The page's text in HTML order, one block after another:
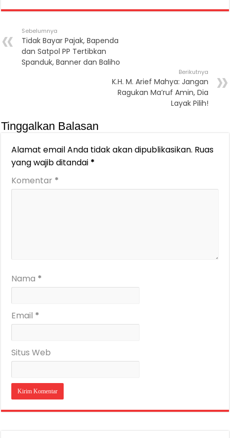
Sebelumnya
Tidak Bayar Pajak, Bapenda
dan Satpol PP Tertibkan
Spanduk, Banner dan Baliho
Berikutnya
K.H. M. Arief Mahya: Jangan
Ragukan Ma’ruf Amin, Dia
Layak Pilih!
Tinggalkan Balasan
Alamat email Anda tidak akan dipublikasikan. Ruas
yang wajib ditandai *
Komentar *
Nama *
Email *
Situs Web